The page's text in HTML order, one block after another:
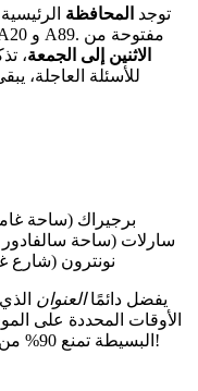
توجد المحافظة
يسهل الوصول إليها من الطرق السريعة A20 و A89. مفتوحة من
الاثنين إلى الجمعة،
للأسئلة العاجلة،
برجيراك (ساحة غامبيتا):
سارلات (ساحة سالفادور
نونترون (شارع
يفضل دائمًاالعنوان
الأوقات المحددة على
البسيطة تمنع 90% من التأخيرات وفقًا للمستخدمين المنتظمين!